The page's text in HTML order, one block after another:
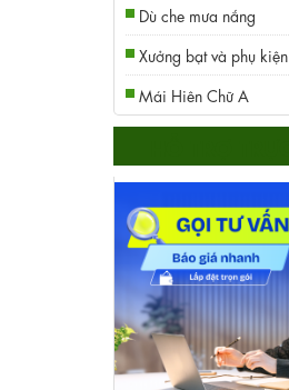
Dù che mưa nắng
Xưởng bạt và phụ kiện
Mái Hiên Chữ A